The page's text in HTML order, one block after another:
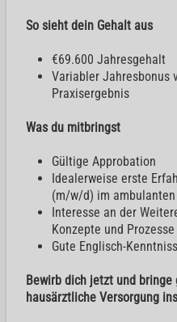
So sieht dein Gehalt aus
€69.600 Jahresgehalt
Variabler Jahresbonus
Praxisergebnis
Was du mitbringst
Gültige Approbation
Idealerweise erste
(m/w/d) im
Interesse an der
Konzepte und
Gute Englisch-
Bewirb dich jetzt und
hausärztliche Versorgung